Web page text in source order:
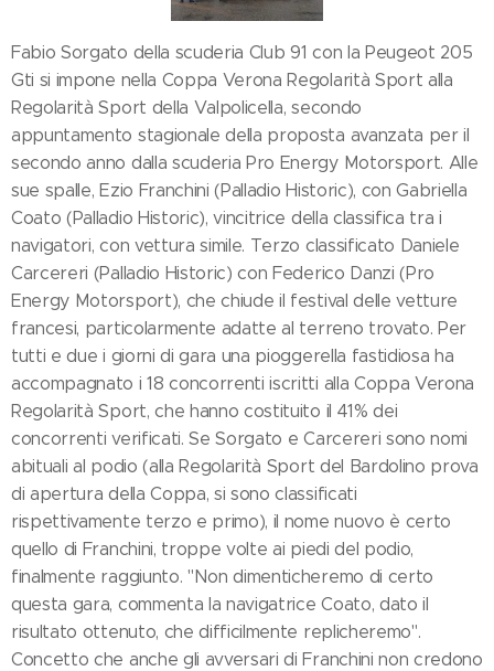
Fabio Sorgato della scuderia Club 91 con la Peugeot 205
Gti si impone nella Coppa Verona Regolarità Sport alla
Regolarità Sport della Valpolicella, secondo
appuntamento stagionale della proposta avanzata per il
secondo anno dalla scuderia Pro Energy Motorsport. Alle
sue spalle, Ezio Franchini (Palladio Historic), con Gabriella
Coato (Palladio Historic), vincitrice della classifica tra i
navigatori, con vettura simile. Terzo classificato Daniele
Carcereri (Palladio Historic) con Federico Danzi (Pro
Energy Motorsport), che chiude il festival delle vetture
francesi, particolarmente adatte al terreno trovato. Per
tutti e due i giorni di gara una pioggerella fastidiosa ha
accompagnato i 18 concorrenti iscritti alla Coppa Verona
Regolarità Sport, che hanno costituito il 41% dei
concorrenti verificati. Se Sorgato e Carcereri sono nomi
abituali al podio (alla Regolarità Sport del Bardolino prova
di apertura della Coppa, si sono classificati
rispettivamente terzo e primo), il nome nuovo è certo
quello di Franchini, troppe volte ai piedi del podio,
finalmente raggiunto. "Non dimenticheremo di certo
questa gara, commenta la navigatrice Coato, dato il
risultato ottenuto, che difficilmente replicheremo".
Concetto che anche gli avversari di Franchini non credono